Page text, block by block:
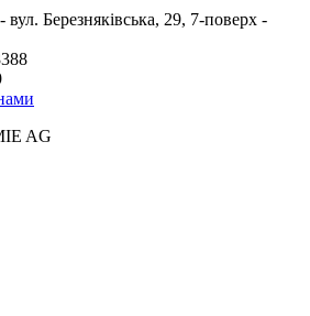
Березняківська, 29, 7-поверх -
AG